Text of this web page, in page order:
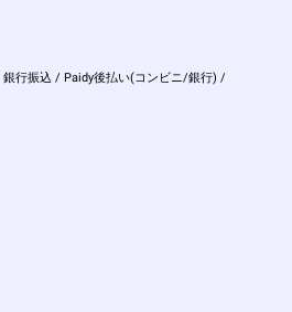
行振込 / Paidy後払い(コンビニ/銀行) /